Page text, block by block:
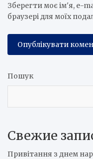
Зберегти моє ім'я, e-
браузері для моїх
Пошук
Свежие
Привітання з днем